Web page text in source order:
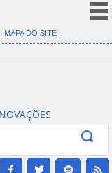
(COVID-19)
Canais
MAPA DO SITE